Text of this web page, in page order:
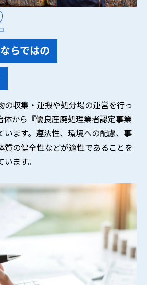
らではの
の収集・運搬や処分場の運営を行っ
体から『優良産廃処理業者認定事業
います。遵法性、環境への配慮、事
質の健全性などが適性であることを
ます。